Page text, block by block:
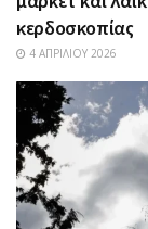
κερδοσκοπίας
4 ΑΠΡΙΛΊΟΥ 2026